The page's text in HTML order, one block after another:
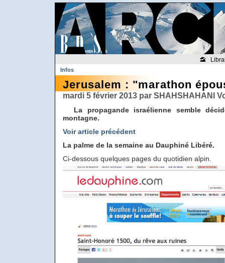
Infos
Jerusalem : "marathon
mardi 5 février 2013 par SHAHSHAHANI
La propagande israélienne semble
montagne.
Voir article précédent
La palme de la semaine au Dauphiné Libéré.
Ci-dessous quelques pages du quotidien alpin.